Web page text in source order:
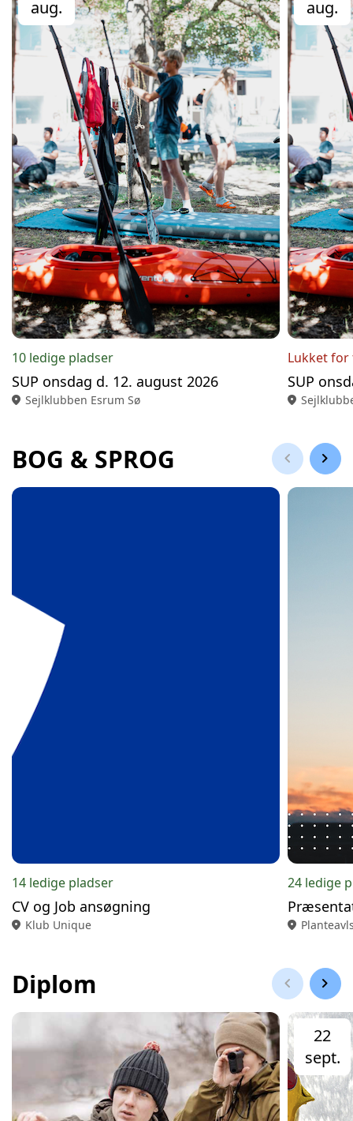
aug.
10 ledige pladser
SUP onsdag d. 12. august 2026
location_on Sejlklubben Esrum Sø
aug.
Lukket
SUP
location_on
BOG & SPROG chevron_left chevron_right
14 ledige pladser
CV og Job ansøgning
location_on Klub Unique
24 ledige
location_on
Diplom chevron_left chevron_right
22
sept.